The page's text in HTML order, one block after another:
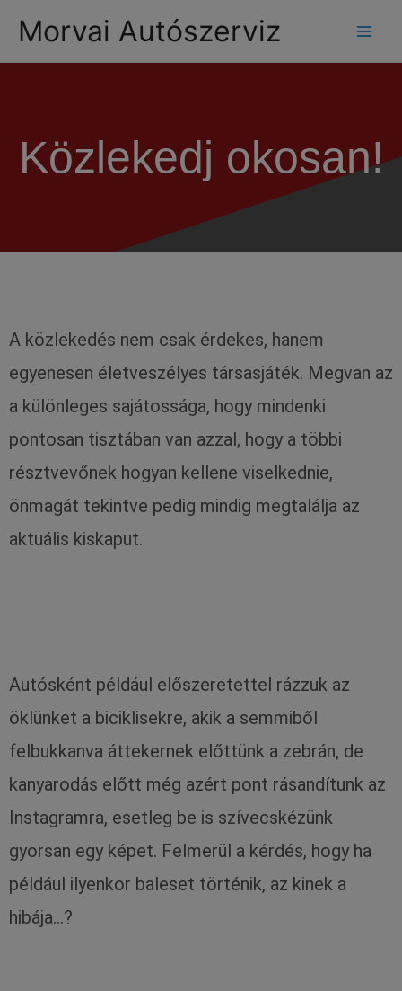
Morvai Autószerviz
Közlekedj okosan!
A közlekedés nem csak érdekes, hanem
egyenesen életveszélyes társasjáték. Megvan az
a különleges sajátossága, hogy mindenki
pontosan tisztában van azzal, hogy a többi
résztvevőnek hogyan kellene viselkednie,
önmagát tekintve pedig mindig megtalálja az
aktuális kiskaput.
Autósként például előszeretettel rázzuk az
öklünket a biciklisekre, akik a semmiből
felbukkanva áttekernek előttünk a zebrán, de
kanyarodás előtt még azért pont rásandítunk az
Instagramra, esetleg be is szívecskézünk
gyorsan egy képet. Felmerül a kérdés, hogy ha
például ilyenkor baleset történik, az kinek a
hibája…?